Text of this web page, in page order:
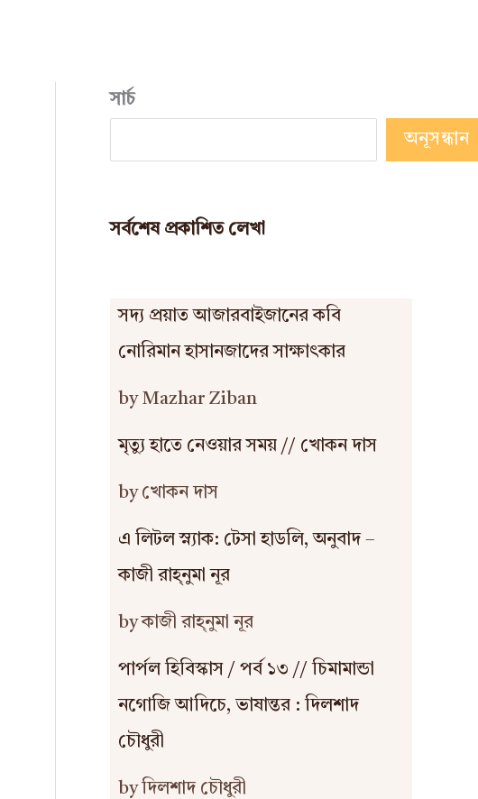
সার্চ
অনূসন্ধান
সর্বশেষ প্রকাশিত লেখা
সদ্য প্রয়াত আজারবাইজানের কবি
নোরিমান হাসানজাদের সাক্ষাৎকার
by Mazhar Ziban
মৃত্যু হাতে নেওয়ার সময় // খোকন দাস
by খোকন দাস
এ লিটল স্ন্যাক: টেসা হাডলি, অনুবাদ –
কাজী রাহ্‌নুমা নূর
by কাজী রাহ্‌নুমা নূর
পার্পল হিবিস্কাস / পর্ব ১৩ // চিমামান্ডা
নগোজি আদিচে, ভাষান্তর : দিলশাদ
চৌধুরী
by দিলশাদ চৌধুরী